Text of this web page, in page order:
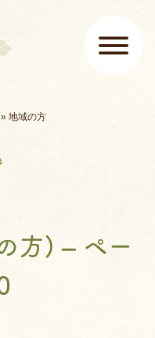
» 地域の方
方) – ペー